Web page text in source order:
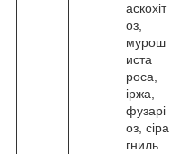
аскохіт
оз,
мурош
иста
роса,
іржа,
фузарі
оз, сіра
гниль